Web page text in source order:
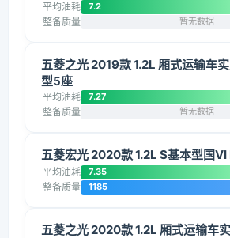
平均油耗 7.2
整备质量 暂无数据
五菱之光 2019款 1.2L 厢式运输车
型5座
平均油耗 7.27
整备质量 暂无数据
五菱宏光 2020款 1.2L S基本型国VI
平均油耗 7.35
整备质量 1185
五菱之光 2020款 1.2L 厢式运输车